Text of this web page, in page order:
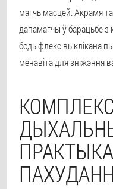
магчымасцей. Акрамя
дапамагчы ў барацьбе з
бодыфлекс выклікана
менавіта для зніжэння